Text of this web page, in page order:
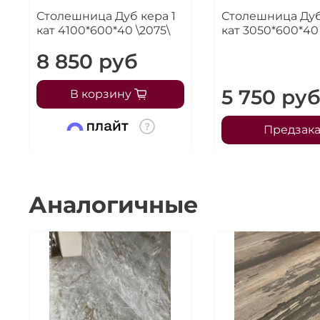
Столешница Дуб кера 1
кат 4100*600*40 \2075\
8 850 руб
В корзину
Столешница
кат
5 750 руб
Аналогичные